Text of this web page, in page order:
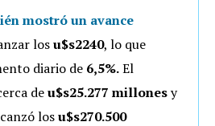
mostró un avance
losu$s2240, lo que
diario de 6,5%.El
deu$s25.277 millonesy
losu$s270.500